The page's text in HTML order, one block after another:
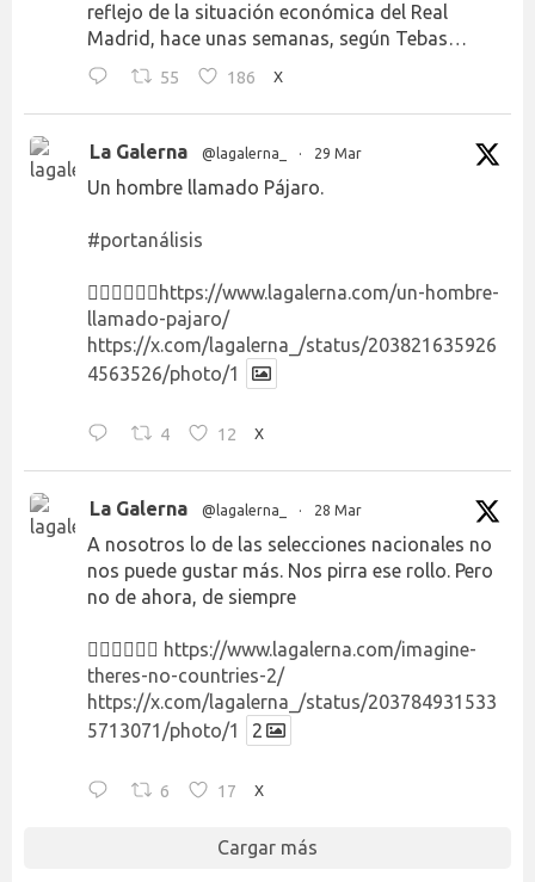
reflejo de la situación económica del Real
Madrid, hace unas semanas, según Tebas…
55 186 X
La Galerna @lagalerna_ · 29 Mar
Un hombre llamado Pájaro.
#portanálisis
👉🏻👉🏻👉🏻 https://www.lagalerna.com/un-hombre-
llamado-pajaro/
https://x.com/lagalerna_/status/203821635926
4563526/photo/1
4 12 X
La Galerna @lagalerna_ · 28 Mar
A nosotros lo de las selecciones nacionales no
nos puede gustar más. Nos pirra ese rollo. Pero
no de ahora, de siempre
👉🏻👉🏻👉🏻 https://www.lagalerna.com/imagine-
theres-no-countries-2/
https://x.com/lagalerna_/status/203784931533
5713071/photo/1
2
6 17 X
Cargar más